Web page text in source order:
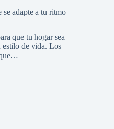
se adapte a tu ritmo
que tu hogar sea
estilo de vida. Los